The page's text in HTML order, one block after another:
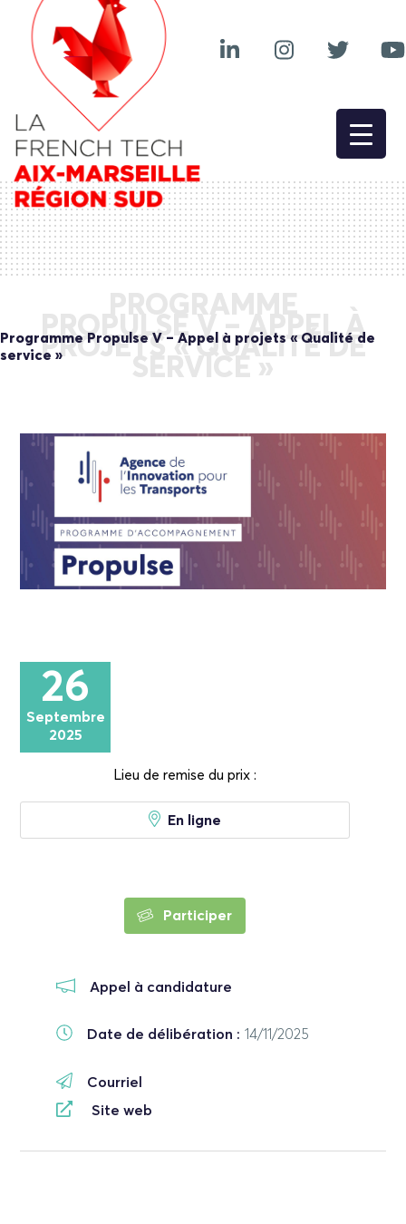
PROGRAMME
PROPULSE V – APPEL À
PROJETS « QUALITÉ DE
SERVICE »
Programme Propulse V – Appel à projets « Qualité de
service »
26
Septembre
2025
Lieu de remise du prix :
En ligne
Participer
Appel à candidature
Date de délibération : 14/11/2025
Courriel
Site web